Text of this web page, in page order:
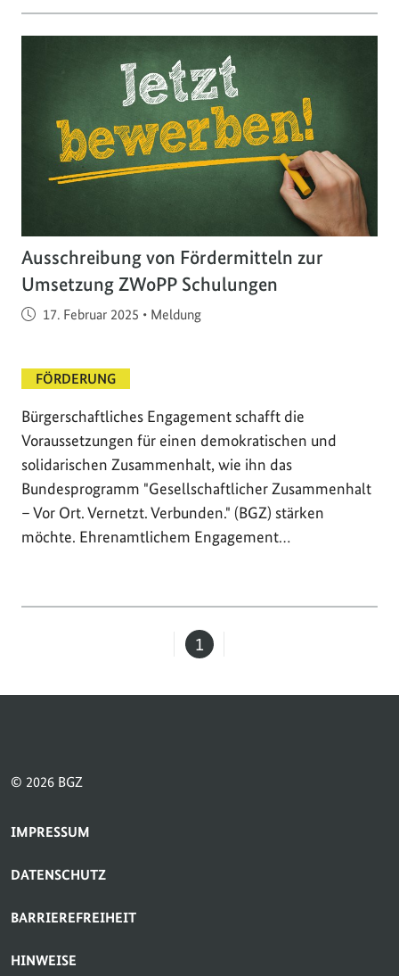
Ausschreibung von Fördermitteln zur
Umsetzung ZWoPP Schulungen
Veröffentlicht am
17. Februar 2025 • Meldung
FÖRDERUNG
Bürgerschaftliches Engagement schafft die
Voraussetzungen für einen demokratischen und
solidarischen Zusammenhalt, wie ihn das
Bundesprogramm "Gesellschaftlicher Zusammenhalt
– Vor Ort. Vernetzt. Verbunden." (BGZ) stärken
möchte. Ehrenamtlichem Engagement…
Seite
1
© 2026 BGZ
SERVICE-NAVIGATION FUSSBEREICH
IMPRESSUM
DATENSCHUTZ
BARRIEREFREIHEIT
HINWEISE